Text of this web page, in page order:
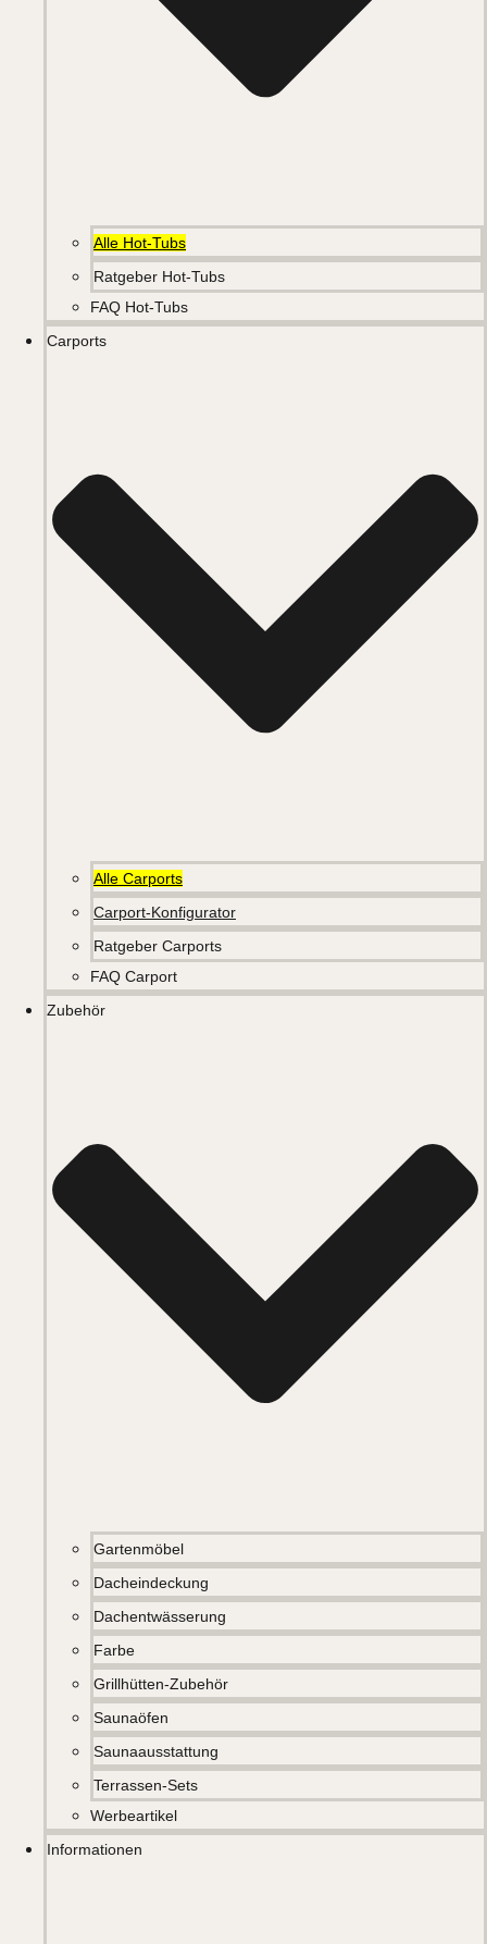
Alle Hot-Tubs
Ratgeber Hot-Tubs
FAQ Hot-Tubs
Carports
Alle Carports
Carport-Konfigurator
Ratgeber Carports
FAQ Carport
Zubehör
Gartenmöbel
Dacheindeckung
Dachentwässerung
Farbe
Grillhütten-Zubehör
Saunaöfen
Saunaausstattung
Terrassen-Sets
Werbeartikel
Informationen